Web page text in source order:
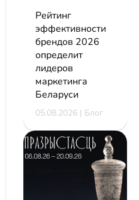
Рейтинг
эффективности
брендов 2026
определит
лидеров
маркетинга
Беларуси
05.08.2026 | Блог